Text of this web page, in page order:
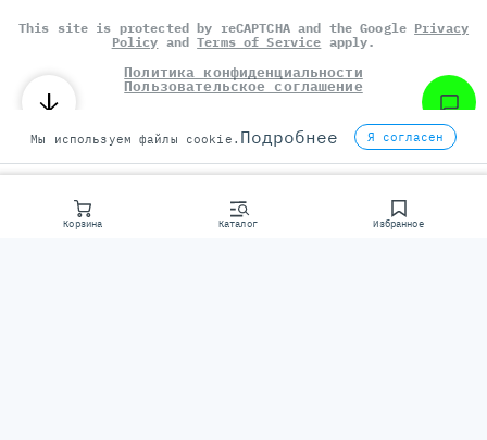
Корзина Каталог Избранное
This site is protected by reCAPTCHA and the Google Privacy
Policy andTerms of Service apply.
Политика конфиденциальности
Пользовательское соглашение
©СЕРВЕР МОЛЛ, 2014-2026
Мы используем файлы cookie. Подробнее Я согласен